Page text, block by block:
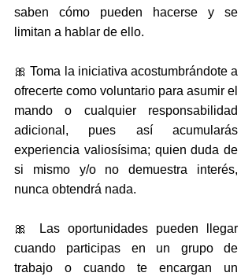
saben cómo pueden hacerse y se
limitan a hablar de ello.
🎀 Toma la iniciativa acostumbrándote a
ofrecerte como voluntario para asumir el
mando o cualquier responsabilidad
adicional, pues así acumularás
experiencia valiosísima; quien duda de
si mismo y/o no demuestra interés,
nunca obtendrá nada.
🎀 Las oportunidades pueden llegar
cuando participas en un grupo de
trabajo o cuando te encargan un